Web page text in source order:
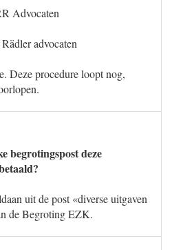
Advocaten
advocaten
Deze procedure loopt nog,
begrotingspost deze
uit de post «diverse uitgaven
de Begroting EZK.